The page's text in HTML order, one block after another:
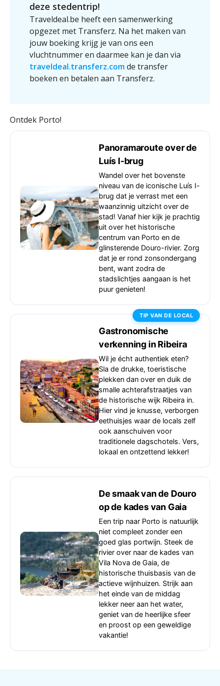
deze stedentrip!
Traveldeal.be heeft een samenwerking
opgezet met Transferz. Na het maken van
jouw boeking krijg je van ons een
vluchtnummer en daarmee kan je dan via
traveldeal.transferz.comde transfer
boeken en betalen aan Transferz.
Ontdek Porto!
Panoramaroute over de
Luís I-brug
Wandel over het bovenste
niveau van de iconische Luís I-
brug dat je verrast met een
waanzinnig uitzicht over de
stad! Vanaf hier kijk je prachtig
uit over het historische
centrum van Porto en de
glinsterende Douro-rivier. Zorg
dat je er rond zonsondergang
bent, want zodra de
stadslichtjes aangaan is het
puur genieten!
TIP VAN DE LOCAL
Gastronomische
verkenning in Ribeira
Wil je écht authentiek eten?
Sla de drukke, toeristische
plekken dan over en duik de
smalle achterafstraatjes van
de historische wijk Ribeira in.
Hier vind je knusse, verborgen
eethuisjes waar de locals zelf
ook aanschuiven voor
traditionele dagschotels. Vers,
lokaal en ontzettend lekker!
De smaak van de Douro
op de kades van Gaia
Een trip naar Porto is natuurlijk
niet compleet zonder een
goed glas portwijn. Steek de
rivier over naar de kades van
Vila Nova de Gaia, de
historische thuisbasis van de
actieve wijnhuizen. Strijk aan
het einde van de middag
lekker neer aan het water,
geniet van de heerlijke sfeer
en proost op een geweldige
vakantie!